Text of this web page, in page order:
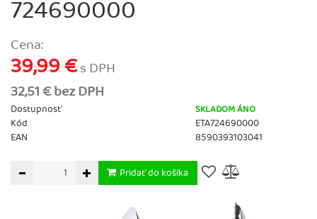
724690000
Cena:
39,99 €s DPH
32,51 € bez DPH
Dostupnosť SKLADOM ÁNO
Kód
ETA724690000
EAN
8590393103041
Pridať do košíka